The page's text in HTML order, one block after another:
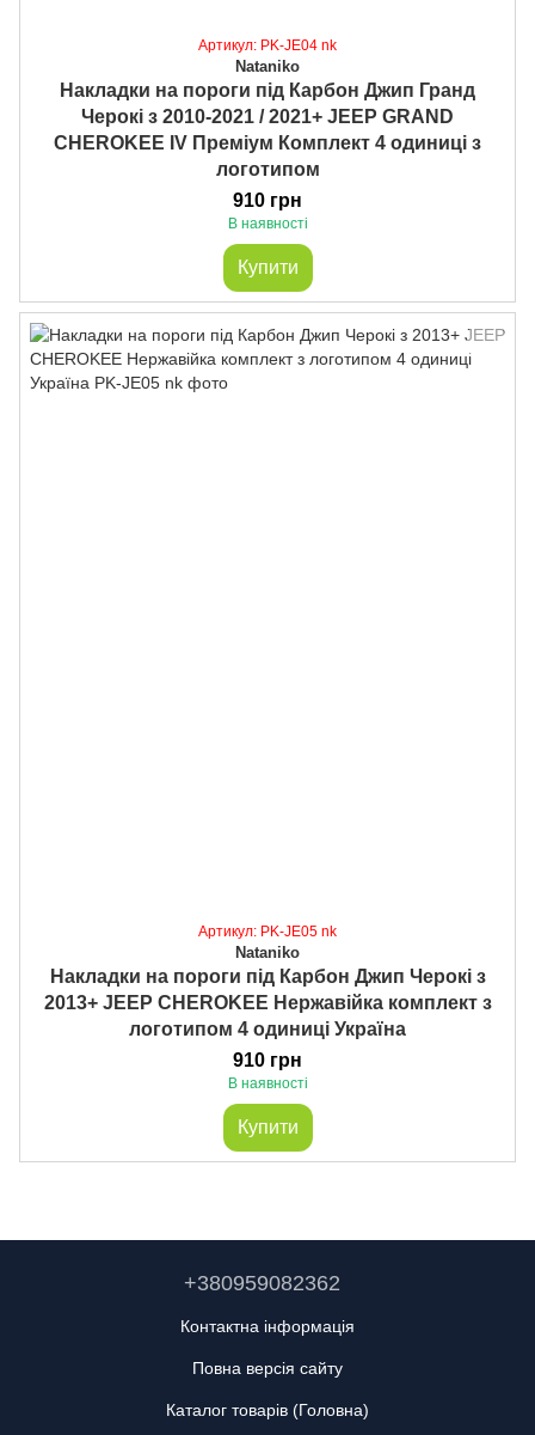
Артикул: PK-JE04 nk
Nataniko
Накладки на пороги під Карбон Джип Гранд
Черокі з 2010-2021 / 2021+ JEEP GRAND
CHEROKEE IV Преміум Комплект 4 одиниці з
логотипом
910 грн
В наявності
Купити
Артикул: PK-JE05 nk
Nataniko
Накладки на пороги під Карбон Джип Черокі з
2013+ JEEP CHEROKEE Нержавійка комплект з
логотипом 4 одиниці Україна
910 грн
В наявності
Купити
+380959082362
Контактна інформація
Повна версія сайту
Каталог товарів (Головна)